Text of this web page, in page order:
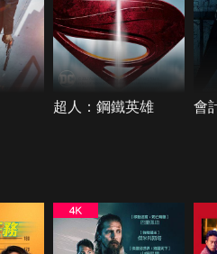
超人：鋼鐵英雄 會